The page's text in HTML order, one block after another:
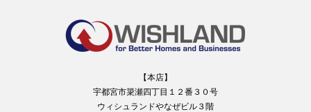
【本店】
宇都宮市簗瀬四丁目１２番３０号
ウィシュランドやなぜビル３階